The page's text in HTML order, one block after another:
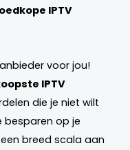
IPTV
voor jou!
IPTV
die je niet wilt
besparen op je
breed scala aan